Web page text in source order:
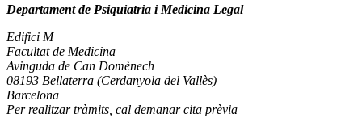
Departament de Psiquiatria i Medicina Legal
Edifici M
Facultat de Medicina
Avinguda de Can Domènech
08193 Bellaterra (Cerdanyola del Vallès)
Barcelona
Per realitzar tràmits, cal demanar cita prèvia